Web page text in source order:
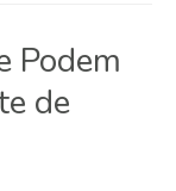
Podem
de